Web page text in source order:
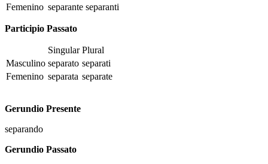
Femenino separante separanti
Participio Passato
Singular Plural
Masculino separato separati
Femenino separata separate
Gerundio Presente
separando
Gerundio Passato